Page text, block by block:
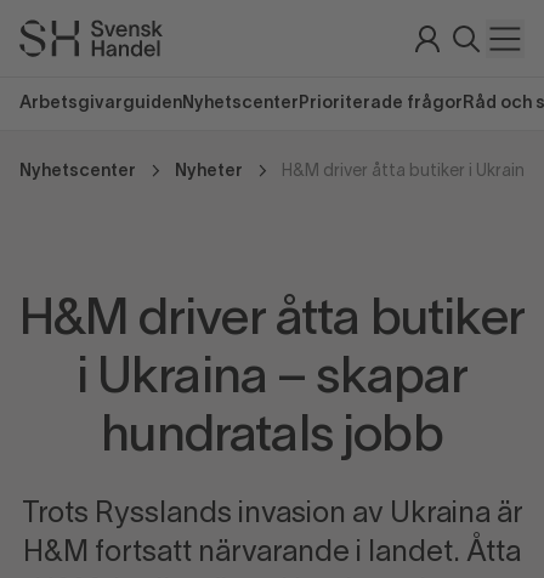
Arbetsgivarguiden Nyhetscenter Prioriterade frågor Råd och
Nyhetscenter Nyheter
H&M driver åtta butiker
i Ukraina – skapar
hundratals jobb
Trots Rysslands invasion av Ukraina är
H&M fortsatt närvarande i landet. Åtta